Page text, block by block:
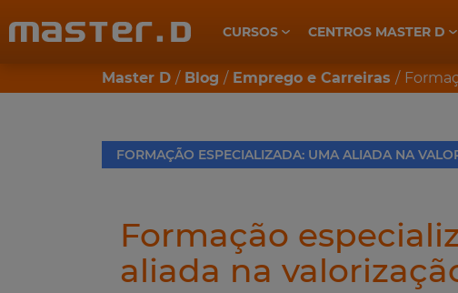
CURSOS CENTROS MASTER D
Master D Blog Emprego e Carreiras
FORMAÇÃO ESPECIALIZADA: UMA ALIADA NA
Formação
aliada na